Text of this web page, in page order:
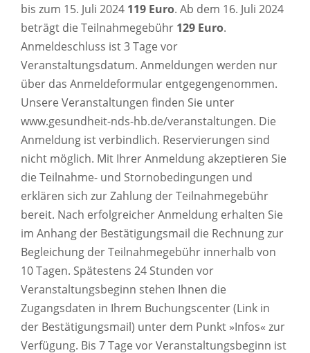
bis zum 15. Juli 2024 119 Euro. Ab dem 16. Juli 2024
beträgt die Teilnahmegebühr 129 Euro.
Anmeldeschluss ist 3 Tage vor
Veranstaltungsdatum. Anmeldungen werden nur
über das Anmeldeformular entgegengenommen.
Unsere Veranstaltungen finden Sie unter
www.gesundheit-nds-hb.de/veranstaltungen. Die
Anmeldung ist verbindlich. Reservierungen sind
nicht möglich. Mit Ihrer Anmeldung akzeptieren Sie
die Teilnahme- und Stornobedingungen und
erklären sich zur Zahlung der Teilnahmegebühr
bereit. Nach erfolgreicher Anmeldung erhalten Sie
im Anhang der Bestätigungsmail die Rechnung zur
Begleichung der Teilnahmegebühr innerhalb von
10 Tagen. Spätestens 24 Stunden vor
Veranstaltungsbeginn stehen Ihnen die
Zugangsdaten in Ihrem Buchungscenter (Link in
der Bestätigungsmail) unter dem Punkt »Infos« zur
Verfügung. Bis 7 Tage vor Veranstaltungsbeginn ist